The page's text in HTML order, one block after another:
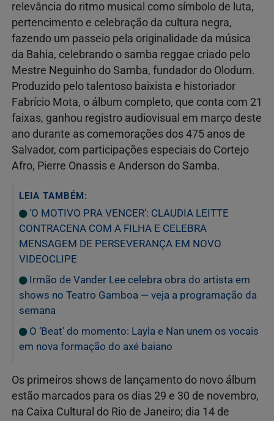
relevância do ritmo musical como símbolo de luta,
pertencimento e celebração da cultura negra,
fazendo um passeio pela originalidade da música
da Bahia, celebrando o samba reggae criado pelo
Mestre Neguinho do Samba, fundador do Olodum.
Produzido pelo talentoso baixista e historiador
Fabrício Mota, o álbum completo, que conta com 21
faixas, ganhou registro audiovisual em março deste
ano durante as comemorações dos 475 anos de
Salvador, com participações especiais do Cortejo
Afro, Pierre Onassis e Anderson do Samba.
LEIA TAMBÉM:
‘O MOTIVO PRA VENCER’: CLAUDIA LEITTE
CONTRACENA COM A FILHA E CELEBRA
MENSAGEM DE PERSEVERANÇA EM NOVO
VIDEOCLIPE
Irmão de Vander Lee celebra obra do artista em
shows no Teatro Gamboa — veja a programação da
semana
O ‘Beat’ do momento: Layla e Nan unem os vocais
em nova formação do axé baiano
Os primeiros shows de lançamento do novo álbum
estão marcados para os dias 29 e 30 de novembro,
na Caixa Cultural do Rio de Janeiro; dia 14 de